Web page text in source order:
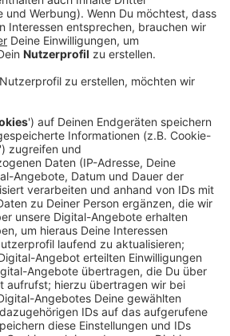
Wichterich gibt es demnach eine
RVK. Die Bauarbeiten laufen
Frankfurter Straße und der
Es gebe eine Umleitung
811 und 984.
05.02.2020 11:02
fahren drei Buslinien Umwege in
dort die Kommerner Straße
entfällt die Haltestelle Sinzenich
Als Ersatz sollen Fahrgäste die
Die Bus-Umleitung führt
Floren.